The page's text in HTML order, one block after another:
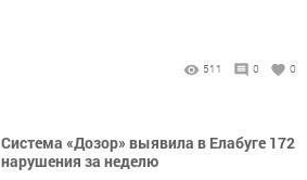
511 0 0
Система «Дозор» выявила в Елабуге 172
нарушения за неделю